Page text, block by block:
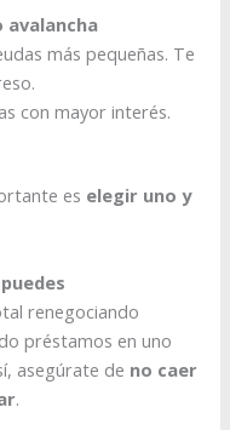
avalancha
más pequeñas. Te
con mayor interés.
es elegir uno y
renegociando
préstamos en uno
asegúrate de no caer
.